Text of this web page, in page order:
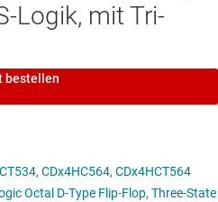
Logik, mit Tri-
bestellen
CDx4HC564, CDx4HCT564
Octal D-Type Flip-Flop, Three-State